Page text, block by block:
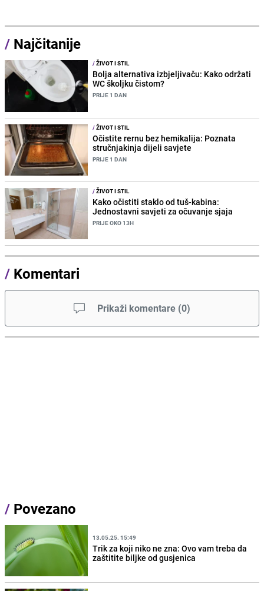
/ Najčitanije
/ŽIVOT I STIL
Bolja alternativa izbjeljivaču: Kako održati
WC školjku čistom?
PRIJE 1 DAN
/ŽIVOT I STIL
Očistite rernu bez hemikalija: Poznata
stručnjakinja dijeli savjete
PRIJE 1 DAN
/ŽIVOT I STIL
Kako očistiti staklo od tuš-kabina:
Jednostavni savjeti za očuvanje sjaja
PRIJE OKO 13H
/ Komentari
Prikaži komentare (0)
/ Povezano
13.05.25. 15:49
Trik za koji niko ne zna: Ovo vam treba da
zaštitite biljke od gusjenica